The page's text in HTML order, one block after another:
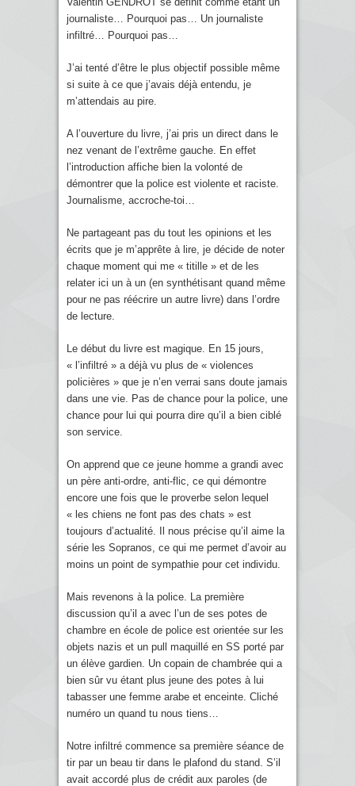
journaliste… Pourquoi pas… Un journaliste
infiltré… Pourquoi pas…
J’ai tenté d’être le plus objectif possible même
si suite à ce que j’avais déjà entendu, je
m’attendais au pire.
A l’ouverture du livre, j’ai pris un direct dans le
nez venant de l’extrême gauche. En effet
l’introduction affiche bien la volonté de
démontrer que la police est violente et raciste.
Journalisme, accroche-toi…
Ne partageant pas du tout les opinions et les
écrits que je m’apprête à lire, je décide de noter
chaque moment qui me « titille » et de les
relater ici un à un (en synthétisant quand même
pour ne pas réécrire un autre livre) dans l’ordre
de lecture.
Le début du livre est magique. En 15 jours,
« l’infiltré » a déjà vu plus de « violences
policières » que je n’en verrai sans doute jamais
dans une vie. Pas de chance pour la police, une
chance pour lui qui pourra dire qu’il a bien ciblé
son service.
On apprend que ce jeune homme a grandi avec
un père anti-ordre, anti-flic, ce qui démontre
encore une fois que le proverbe selon lequel
« les chiens ne font pas des chats » est
toujours d’actualité. Il nous précise qu’il aime la
série les Sopranos, ce qui me permet d’avoir au
moins un point de sympathie pour cet individu.
Mais revenons à la police. La première
discussion qu’il a avec l’un de ses potes de
chambre en école de police est orientée sur les
objets nazis et un pull maquillé en SS porté par
un élève gardien. Un copain de chambrée qui a
bien sûr vu étant plus jeune des potes à lui
tabasser une femme arabe et enceinte. Cliché
numéro un quand tu nous tiens…
Notre infiltré commence sa première séance de
tir par un beau tir dans le plafond du stand. S’il
avait accordé plus de crédit aux paroles (de